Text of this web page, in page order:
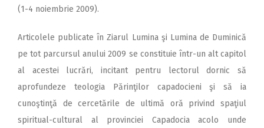
(1-4 noiembrie 2009).
Articolele publicate în Ziarul Lumina şi Lumina de Duminică
pe tot parcursul anului 2009 se constituie într-un alt capitol
al acestei lucrări, incitant pentru lectorul dornic să
aprofundeze teologia Părinţilor capadocieni şi să ia
cunoştinţă de cercetările de ultimă oră privind spaţiul
spiritual-cultural al provinciei Capadocia acolo unde